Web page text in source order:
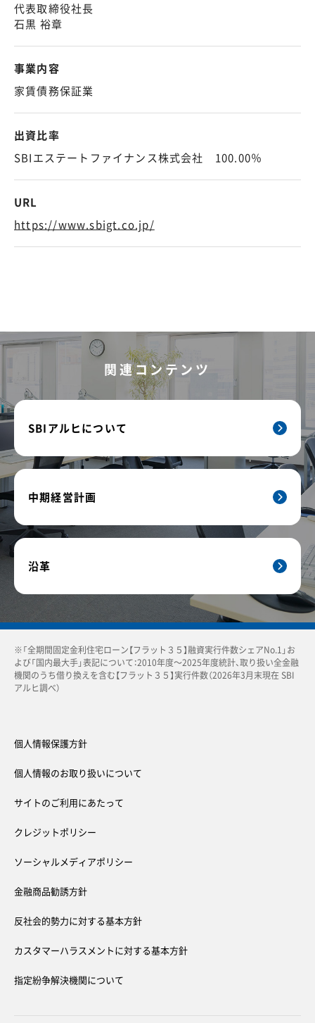
代表取締役社長
石黒 裕章
事業内容
家賃債務保証業
出資比率
SBIエステートファイナンス株式会社 100.00％
URL
https://www.sbigt.co.jp/
関連コンテンツ
SBIアルヒについて
中期経営計画
沿革
※「全期間固定金利住宅ローン【フラット３５】融資実行件数シェアNo.1」お
よび「国内最大手」表記について：2010年度〜2025年度統計、取り扱い全金融
機関のうち借り換えを含む【フラット３５】実行件数（2026年3月末現在 SBI
アルヒ調べ）
個人情報保護方針
個人情報のお取り扱いについて
サイトのご利用にあたって
クレジットポリシー
ソーシャルメディアポリシー
金融商品勧誘方針
反社会的勢力に対する基本方針
カスタマーハラスメントに対する基本方針
指定紛争解決機関について